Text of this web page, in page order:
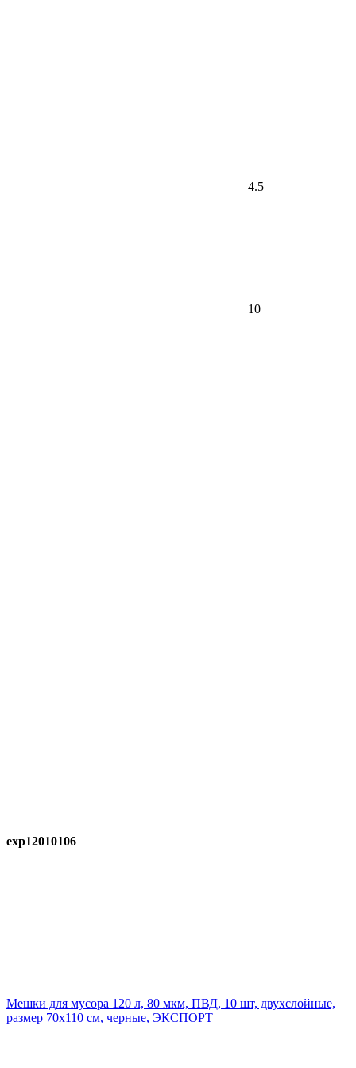
4.5
10
+
exp12010106
Мешки для мусора 120 л, 80 мкм, ПВД, 10 шт, двухслойные,
размер 70х110 см, черные, ЭКСПОРТ